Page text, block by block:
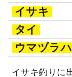
イサキ
タイ
ウマヅラ
イサキ釣りに